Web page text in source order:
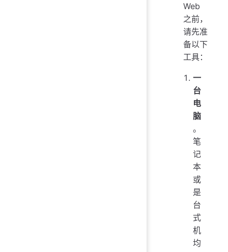
Web
之前，
请先准
备以下
工具：
一
台
电
脑
。
笔
记
本
或
是
台
式
机
均